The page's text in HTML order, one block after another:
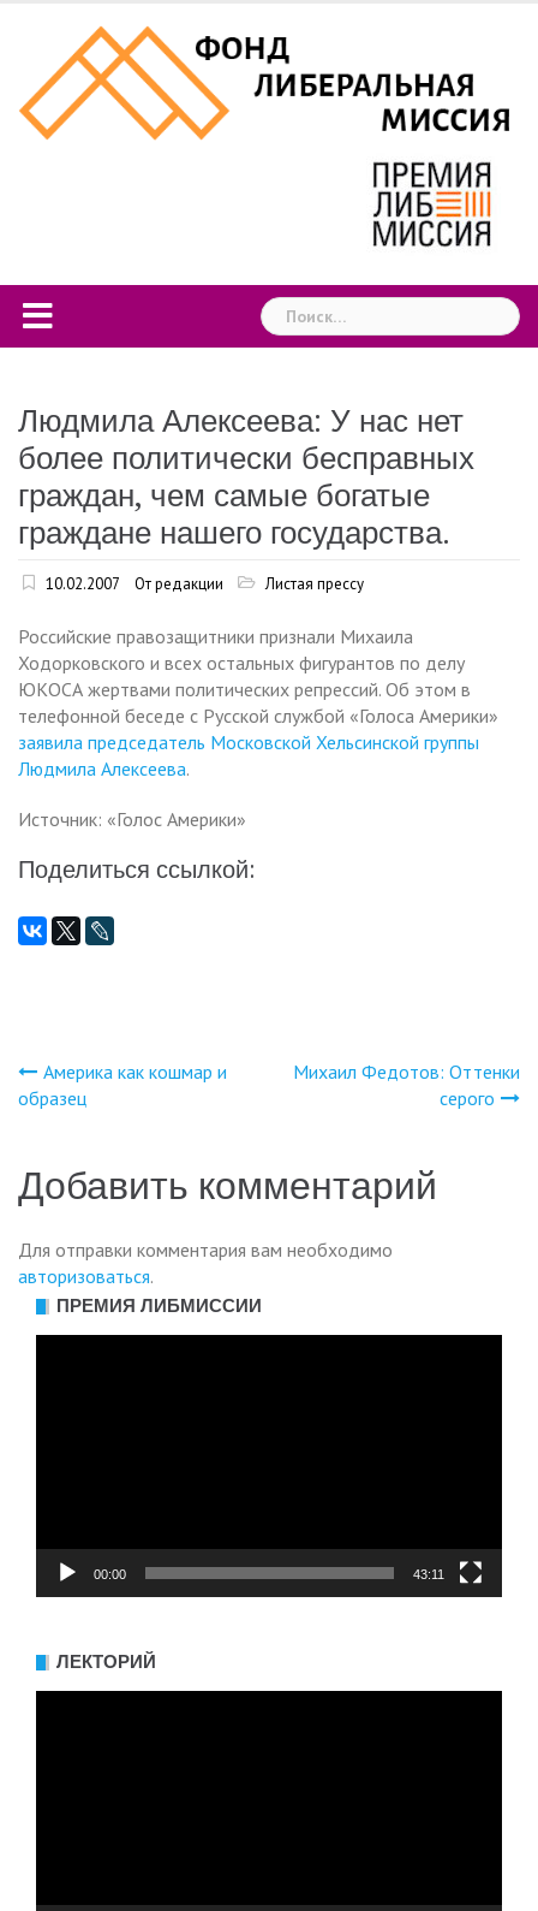
content
Найти:
Людмила Алексеева: У нас нет
более политически бесправных
граждан, чем самые богатые
граждане нашего государства.
10.02.2007 От редакции Листая прессу
Российские правозащитники признали Михаила
Ходорковского и всех остальных фигурантов по делу
ЮКОСА жертвами политических репрессий. Об этом в
телефонной беседе с Русской службой «Голоса Америки»
заявила председатель Московской Хельсинской группы
Людмила Алексеева.
Источник: «Голос Америки»
Поделиться ссылкой:
Навигация
записям
Америка как кошмар и
образец
Михаил Федотов: Оттенки
серого
Добавить комментарий
Для отправки комментария вам необходимо
авторизоваться.
ПРЕМИЯ ЛИБМИССИИ
00:00 43:11
ЛЕКТОРИЙ